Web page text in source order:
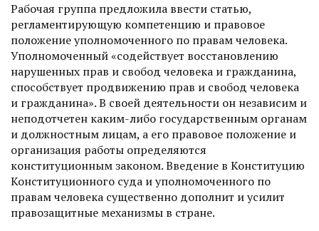
Рабочая группа предложила ввес­ти статью,
регламентирующую компетенцию и правовое
положение уполномоченного по правам человека.
Уполномоченный «содействует восстановлению
нарушенных прав и свобод человека и гражданина,
способствует продвижению прав и свобод человека
и гражданина». В своей деятельности он независим и
неподотчетен каким-либо государственным органам
и долж­ностным лицам, а его правовое положение и
организация работы определяются
конституционным законом. Введение в Конституцию
Конституционного суда и уполномоченного по
правам человека существенно дополнит и усилит
правозащитные механизмы в стране.